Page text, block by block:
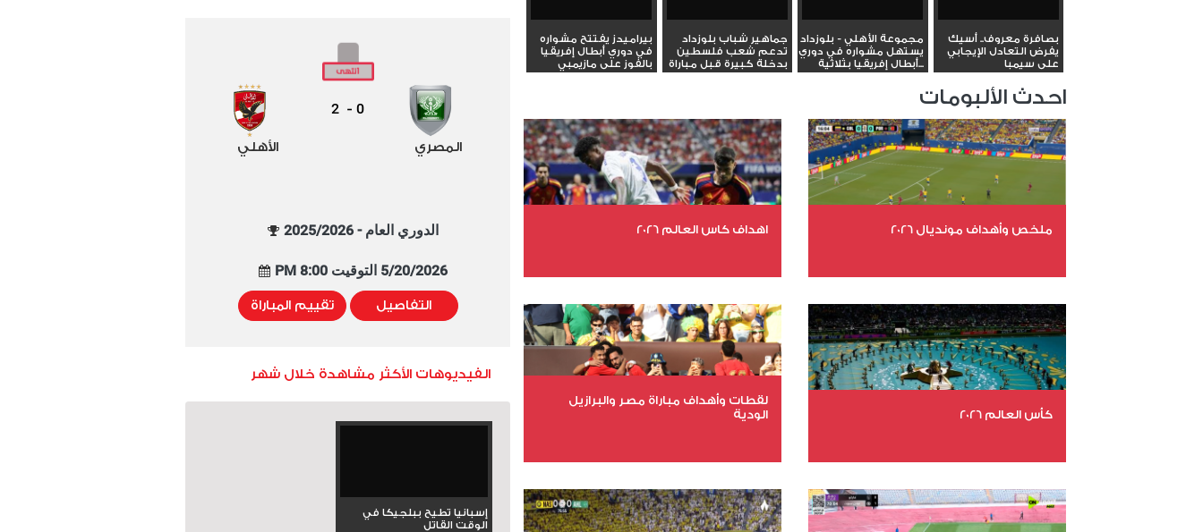
بصافرة معروف.. أسيك
يفرض التعادل الإيجابي
على سيمبا
مجموعة الأهلي - بلوزداد
يستهل مشواره في دوري
أبطال إفريقيا بثلاثية...
جماهير شباب بلوزداد
تدعم شعب فلسطين
بدخلة كبيرة قبل مباراة
بيراميدز يفتتح مشواره
في دوري أبطال إفريقيا
بالفوز على مازيمبي
احدث الألبومات
ملخص وأهداف مونديال 2026
عدد المشاهدات 5217
اهداف كاس العالم 2026
عدد المشاهدات 2011
كأس العالم 2026
عدد المشاهدات 11292
لقطات وأهداف مباراة مصر والبرازيل
الودية
عدد المشاهدات 16012
المصري
0
-
2
الأهلي
الدوري العام - 2025/2026
5/20/2026 التوقيت 8:00 PM
التفاصيل تقييم المباراة
الفيديوهات الأكثر مشاهدة خلال شهر
إسبانيا تطيح ببلجيكا في
الوقت القاتل